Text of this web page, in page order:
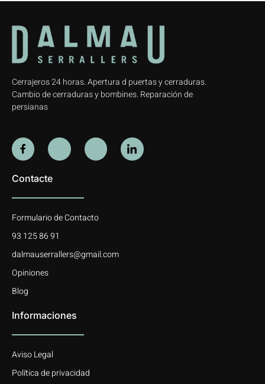
Cerrajeros 24 horas. Apertura d puertas y cerraduras.
Cambio de cerraduras y bombines. Reparación de
persianas
Contacte
Formulario de Contacto
93 125 86 91
dalmauserrallers@gmail.com
Opiniones
Blog
Informaciones
Aviso Legal
Política de privacidad